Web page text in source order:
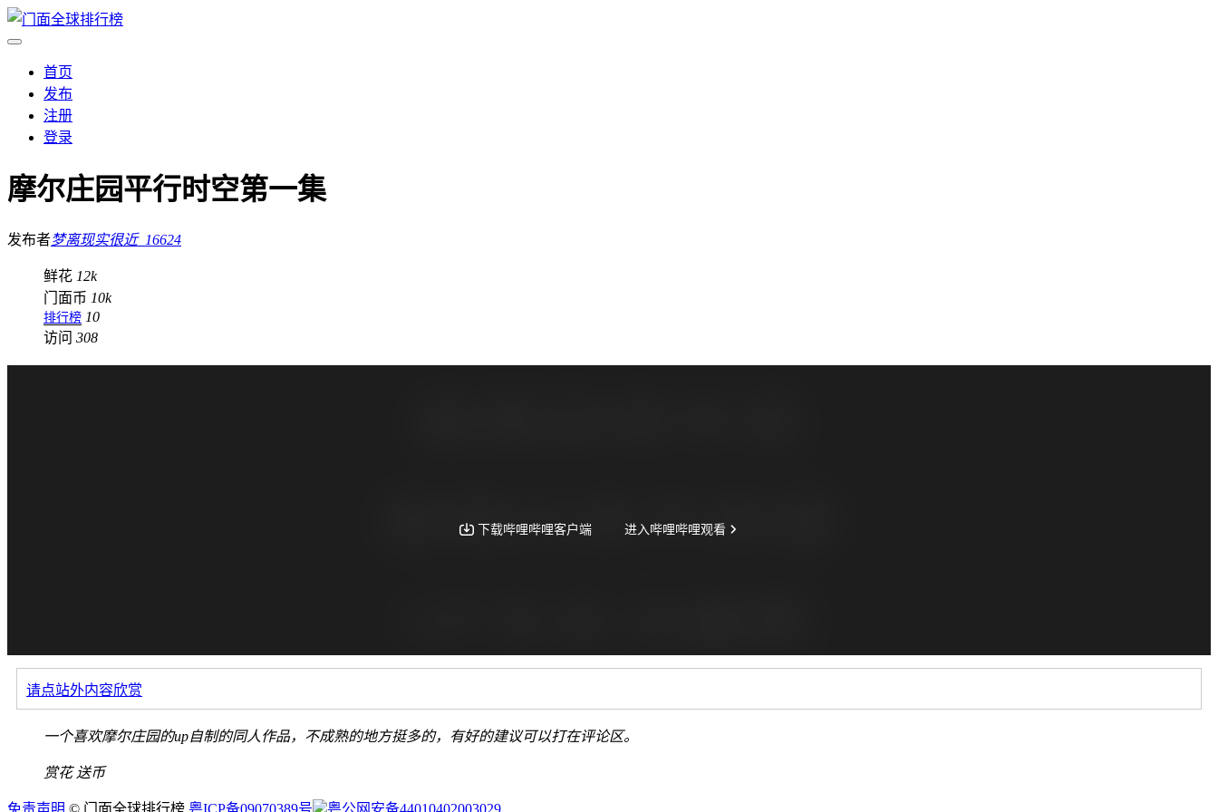
首页
发布
注册
登录
摩尔庄园平行时空第一集
发布者梦离现实很近_16624
鲜花 12k
门面币 10k
排行榜 10
访问 308
请点站外内容欣赏
一个喜欢摩尔庄园的up自制的同人作品，不成熟的地方挺多的，有好的建议可以打在评论区。
赏花 送币
免责声明 © 门面全球排行榜 粤ICP备09070389号 粤公网安备44010402003029